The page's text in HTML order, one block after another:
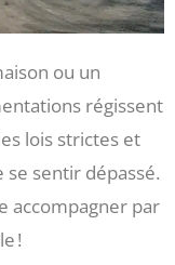
ou un
régissent
lois strictes et
se sentir dépassé.
accompagner par
!